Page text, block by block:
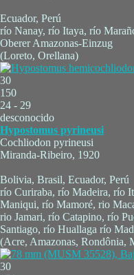
Ecuador, Perú
río Nanay, río Itaya, río
Oberer Amazonas-Einzug
(Loreto, Orellana)
30
150
24 - 29
desconocido
Hypostomus pyrineusi
Cochliodon pyrineusi
Miranda-Ribeiro, 1920
Bolivia, Brasil, Ecuador, Perú
río Curiraba, río Madeira, río
Maniqui, río Mamoré, rio
rio Jamari, río Catapino, río
Santiago, río Huallaga río
(Acre, Amazonas, Rondônia,
30